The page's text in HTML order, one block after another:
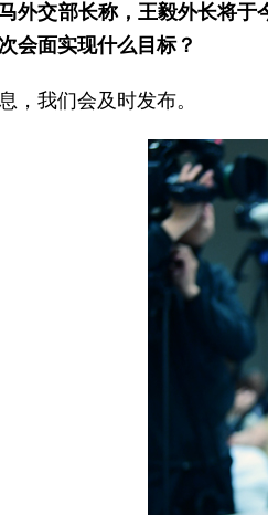
外交部长称，王毅外长将
会面实现什么目标？
，我们会及时发布。